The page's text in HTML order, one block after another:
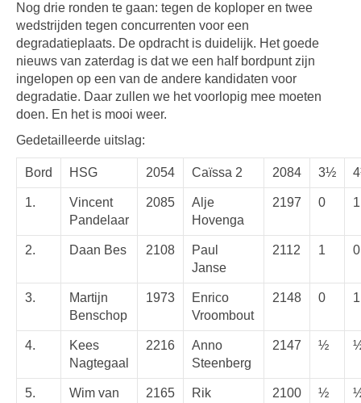
Nog drie ronden te gaan: tegen de koploper en twee
wedstrijden tegen concurrenten voor een
degradatieplaats. De opdracht is duidelijk. Het goede
nieuws van zaterdag is dat we een half bordpunt zijn
ingelopen op een van de andere kandidaten voor
degradatie. Daar zullen we het voorlopig mee moeten
doen. En het is mooi weer.
Gedetailleerde uitslag:
Bord HSG 2054 Caïssa 2 2084 3½
1.
Vincent
Pandelaar
2085
Alje
Hovenga
2197 0 1
2. Daan Bes 2108
Paul
Janse
2112 1 0
3.
Martijn
Benschop
1973
Enrico
Vroombout
2148 0 1
4.
Kees
Nagtegaal
2216
Anno
Steenberg
2147 ½
5.
Wim van
2165
Rik
2100 ½